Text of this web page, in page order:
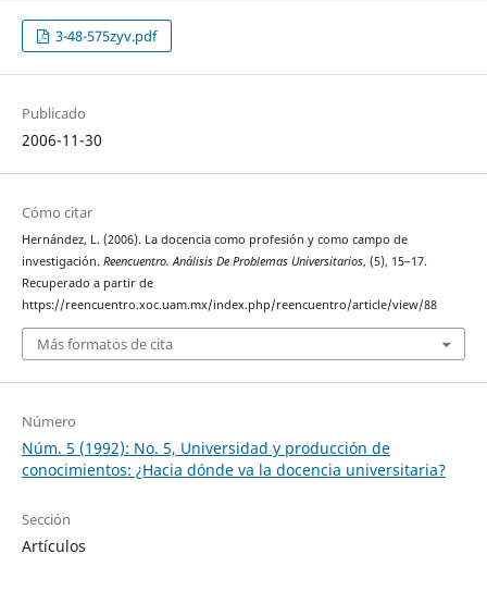
3-48-575zyv.pdf
Publicado
2006-11-30
Cómo citar
Hernández, L. (2006). La docencia como profesión y como campo de
investigación. Reencuentro. Análisis De Problemas Universitarios, (5), 15–17.
Recuperado a partir de
https://reencuentro.xoc.uam.mx/index.php/reencuentro/article/view/88
Más formatos de cita
Número
Núm. 5 (1992): No. 5, Universidad y producción de
conocimientos: ¿Hacia dónde va la docencia universitaria?
Sección
Artículos